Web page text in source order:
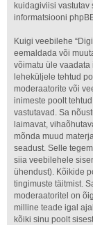
kuidagiviisi vastutav
informatsiooni
Kuigi veebilehe
eemaldada või
võimatu üle vaadata
leheküljele tehtud
moderaatorite või
inimeste poolt
vastutavad. Sa
laimavat,
mõnda muud
seadust. Selle
siia veebilehele
ühendust). Kõikide
tingimuste täitmist.
moderaatoritel on
milline teade igal
kõiki sinu poolt